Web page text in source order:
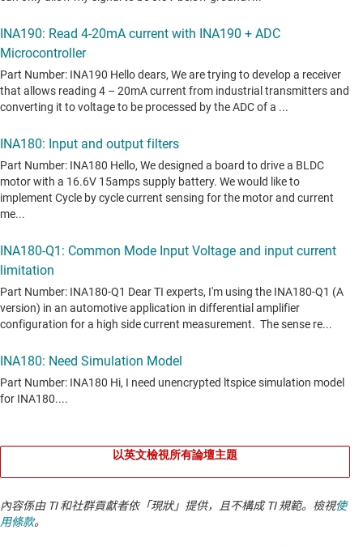
以英文檢視所有論壇主題
內容係由 TI 和社群貢獻者依「現狀」提供，且不構成 TI 規範。檢視使
用條款。